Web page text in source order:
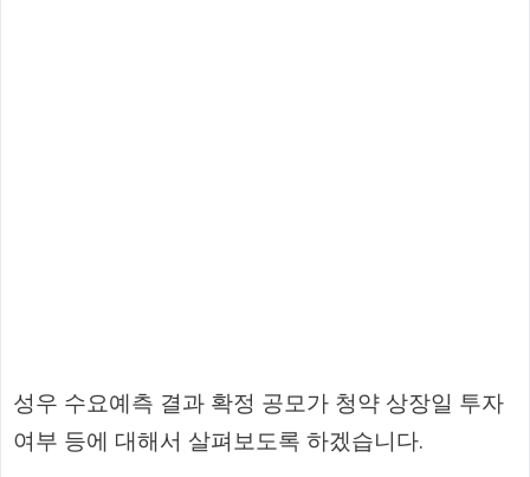
성우 수요예측 결과 확정 공모가 청약 상장일 투자
여부 등에 대해서 살펴보도록 하겠습니다.